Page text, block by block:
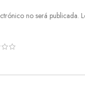
no será publicada.